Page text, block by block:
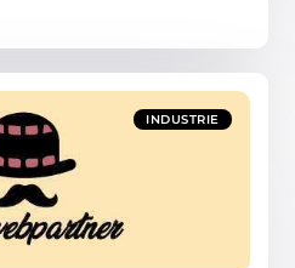
INDUSTRIE